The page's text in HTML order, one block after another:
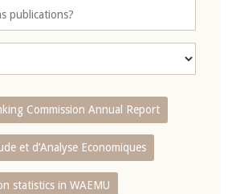
Commission Annual Report
et d’Analyse Economiques
statistics in WAEMU